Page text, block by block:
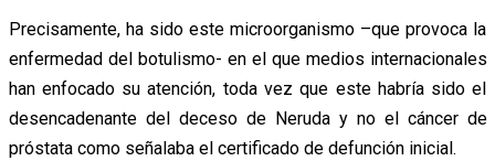
Precisamente, ha sido este microorganismo –que provoca la
enfermedad del botulismo- en el que medios internacionales
han enfocado su atención, toda vez que este habría sido el
desencadenante del deceso de Neruda y no el cáncer de
próstata como señalaba el certificado de defunción inicial.